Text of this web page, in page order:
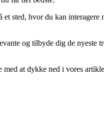
sted, hvor du kan interagere
og tilbyde dig de nyeste
at dykke ned i vores